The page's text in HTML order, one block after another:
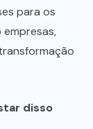
para os
disso